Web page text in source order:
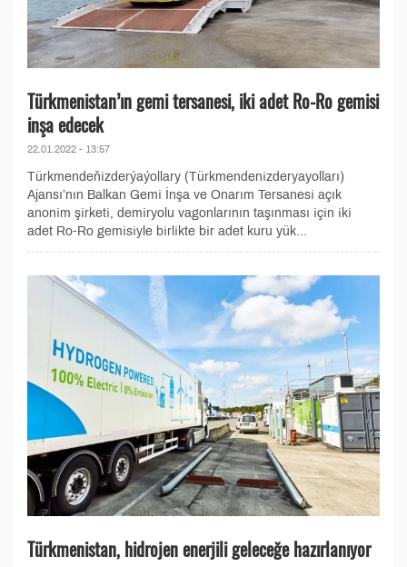
Türkmenistan’ın gemi tersanesi, iki adet Ro-Ro gemisi
inşa edecek
22.01.2022 - 13:57
Türkmendeňizderýaýollary (Türkmendenizderyayolları)
Ajansı’nın Balkan Gemi İnşa ve Onarım Tersanesi açık
anonim şirketi, demiryolu vagonlarının taşınması için iki
adet Ro-Ro gemisiyle birlikte bir adet kuru yük...
Türkmenistan, hidrojen enerjili geleceğe hazırlanıyor